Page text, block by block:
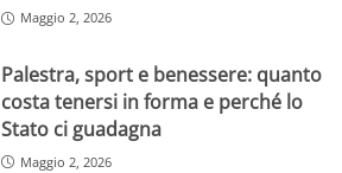
Maggio 2, 2026
Palestra, sport e benessere: quanto
costa tenersi in forma e perché lo
Stato ci guadagna
Maggio 2, 2026